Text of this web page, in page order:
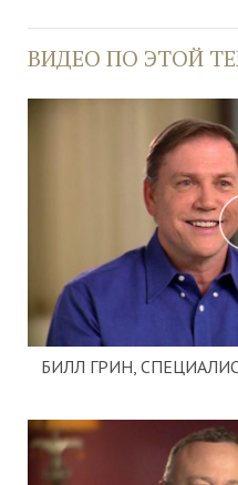
ВИДЕО ПО ЭТОЙ
БИЛЛ ГРИН,